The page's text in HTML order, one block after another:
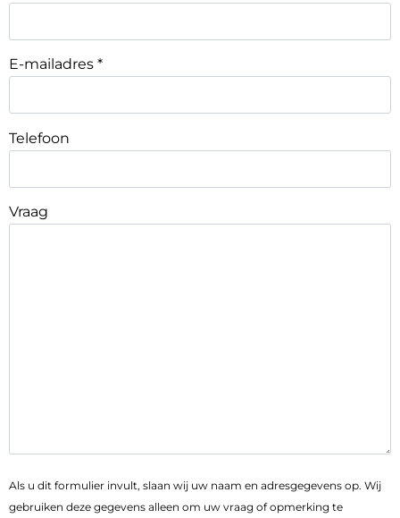
E-mailadres *
Telefoon
Vraag
Als u dit formulier invult, slaan wij uw naam en adresgegevens op. Wij
gebruiken deze gegevens alleen om uw vraag of opmerking te